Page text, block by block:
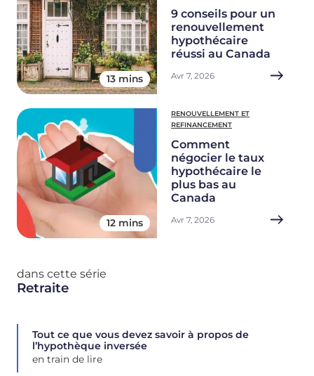
13 mins
9 conseils pour un
renouvellement
hypothécaire
réussi au Canada
Avr 7, 2026
12 mins
RENOUVELLEMENT ET
REFINANCEMENT
Comment
négocier le taux
hypothécaire le
plus bas au
Canada
Avr 7, 2026
dans cette série
Retraite
Tout ce que vous devez savoir à propos de
l’hypothèque inversée
en train de lire